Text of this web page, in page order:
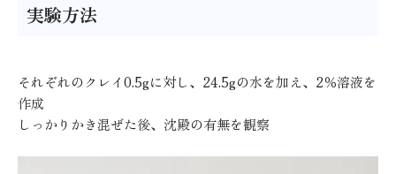
実験方法
それぞれのクレイ0.5gに対し、24.5gの水を加え、2％溶液を
作成
しっかりかき混ぜた後、沈殿の有無を観察